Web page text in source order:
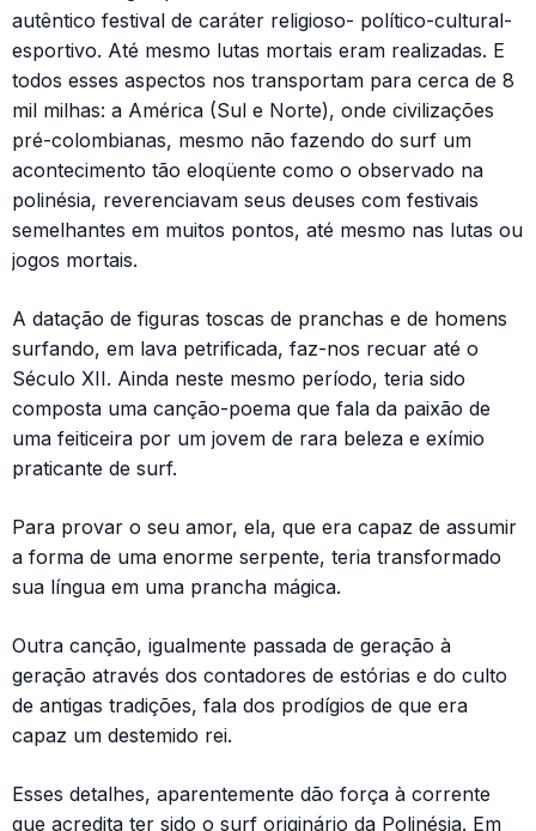
autêntico festival de caráter religioso- político-cultural-
esportivo. Até mesmo lutas mortais eram realizadas. E
todos esses aspectos nos transportam para cerca de 8
mil milhas: a América (Sul e Norte), onde civilizações
pré-colombianas, mesmo não fazendo do surf um
acontecimento tão eloqüente como o observado na
polinésia, reverenciavam seus deuses com festivais
semelhantes em muitos pontos, até mesmo nas lutas ou
jogos mortais.
A datação de figuras toscas de pranchas e de homens
surfando, em lava petrificada, faz-nos recuar até o
Século XII. Ainda neste mesmo período, teria sido
composta uma canção-poema que fala da paixão de
uma feiticeira por um jovem de rara beleza e exímio
praticante de surf.
Para provar o seu amor, ela, que era capaz de assumir
a forma de uma enorme serpente, teria transformado
sua língua em uma prancha mágica.
Outra canção, igualmente passada de geração à
geração através dos contadores de estórias e do culto
de antigas tradições, fala dos prodígios de que era
capaz um destemido rei.
Esses detalhes, aparentemente dão força à corrente
que acredita ter sido o surf originário da Polinésia. Em